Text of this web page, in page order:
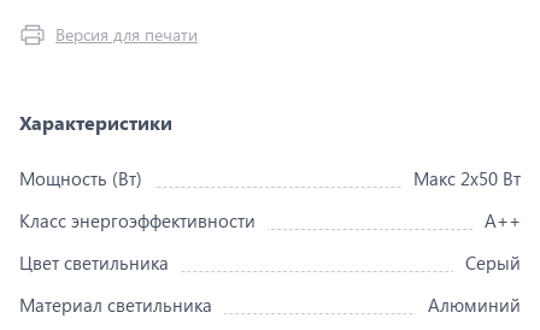
Версия для печати
Характеристики
Мощность (Вт)
Макс 2x50 Вт
Класс энергоэффективности
A++
Цвет светильника
Серый
Материал светильника
Алюминий